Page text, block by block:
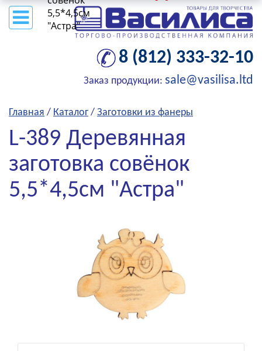
8 (812) 333-32-10
Заказ продукции: sale@vasilisa.ltd
Главная / Каталог / Заготовки из фанеры
L-389 Деревянная
заготовка совёнок
5,5*4,5см "Астра"
5,5*4,5см
"Астра"